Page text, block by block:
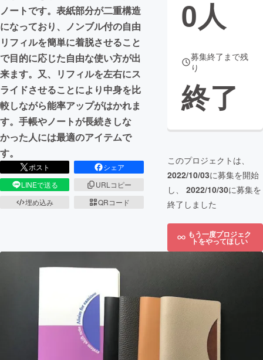
CAMPFIRE for Social Good
CAMPFIRE Creation
CAMPFIREふるさと納税machi-ya
ノートです。表紙部分が二重構造
になっており、ノンブル付の自由
リフィルを簡単に着脱させること
で目的に応じた自由な使い方が出
来ます。又、リフィルを左右にス
ライドさせることにより中身を比
較しながら能率アップがはかれま
す。手帳やノートが長続きしな
かった人には最適のアイテムで
す。
ポスト
シェア
LINEで送る
URLコピー
埋め込み
QRコード
0人
募集終了まで残
り
終了
このプロジェクトは、
2022/10/03に募集を開始
し、 2022/10/30に募集を
終了しました
もう一度プロジェク
トをやってほしい